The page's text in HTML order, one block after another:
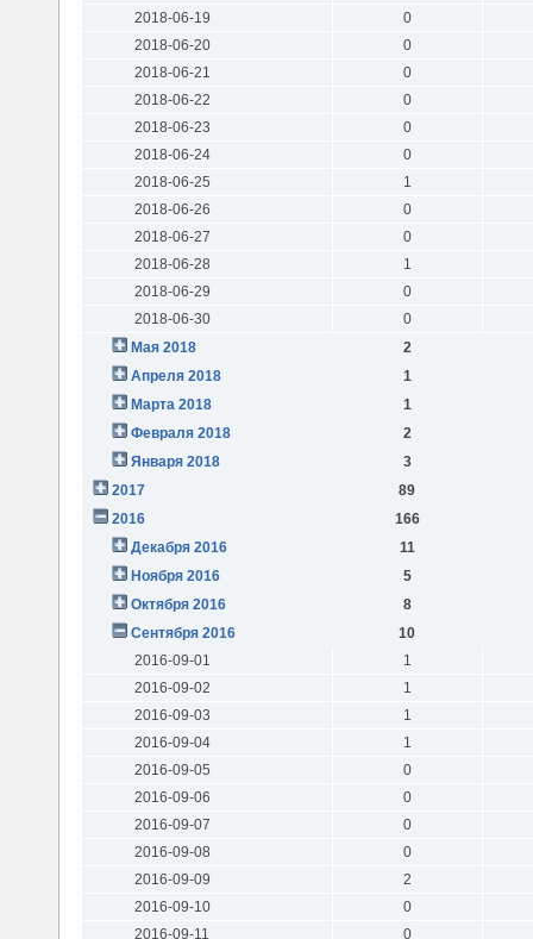
2018-06-19
0
2018-06-20
0
2018-06-21
0
2018-06-22
0
2018-06-23
0
2018-06-24
0
2018-06-25
1
2018-06-26
0
2018-06-27
0
2018-06-28
1
2018-06-29
0
2018-06-30
0
Мая 2018
2
Апреля 2018
1
Марта 2018
1
Февраля 2018
2
Января 2018
3
2017
89
2016
166
Декабря 2016
11
Ноября 2016
5
Октября 2016
8
Сентября 2016
10
2016-09-01
1
2016-09-02
1
2016-09-03
1
2016-09-04
1
2016-09-05
0
2016-09-06
0
2016-09-07
0
2016-09-08
0
2016-09-09
2
2016-09-10
0
2016-09-11
0